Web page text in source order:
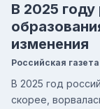
В 2025
изменения
Российская газета
В 2025 год
скорее,